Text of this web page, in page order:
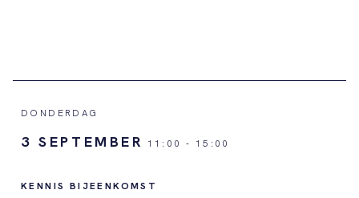
DONDERDAG
3 SEPTEMBER 11:00 - 15:00
KENNIS BIJEENKOMST